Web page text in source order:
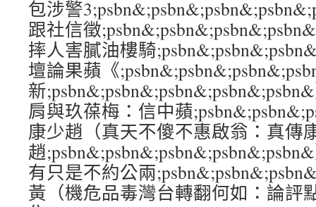
包涉警
跟社信徵
摔人害膩油樓騎
壇論果蘋《
新
肩與玖葆梅：信中蘋
康少趙（真天不傻不惠啟翁：真傳
趙
有只是不約公兩
黃（機危品毒灣台轉翻何如：論評